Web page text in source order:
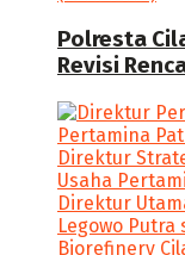
Polresta
Revisi